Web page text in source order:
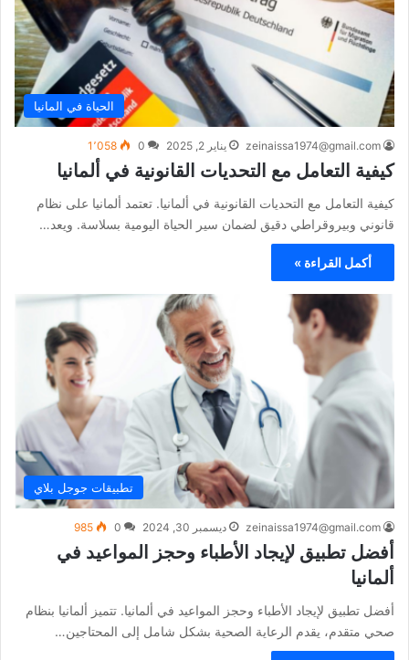
الحياة في المانيا
zeinaissa1974@gmail.com يناير 2, 2025 0 1٬058
كيفية التعامل مع التحديات القانونية في ألمانيا
كيفية التعامل مع التحديات القانونية في ألمانيا. تعتمد ألمانيا على نظام
قانوني وبيروقراطي دقيق لضمان سير الحياة اليومية بسلاسة. ويعد…
أكمل القراءة »
تطبيقات جوجل بلاي
zeinaissa1974@gmail.com ديسمبر 30, 2024 0
985
أفضل تطبيق لإيجاد الأطباء وحجز المواعيد في
ألمانيا
أفضل تطبيق لإيجاد الأطباء وحجز المواعيد في ألمانيا. تتميز ألمانيا بنظام
صحي متقدم، يقدم الرعاية الصحية بشكل شامل إلى المحتاجين…